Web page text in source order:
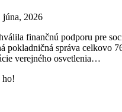
júna, 2026
finančnú podporu pre
pokladničná správa celkovo
verejného osvetlenia…
ho!